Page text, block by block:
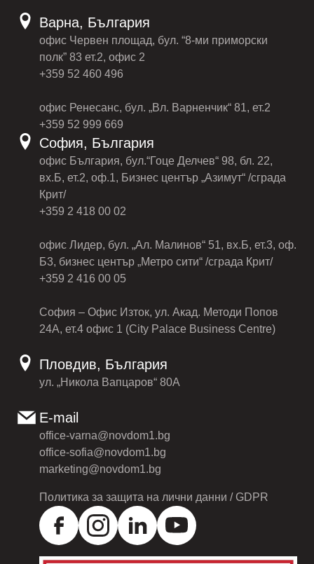
Варна, България
офис Червен площад, бул. “8-ми приморски
полк” 83 ет.2, офис 2
+359 52 460 496
офис Ренесанс, бул. „Вл. Варненчик“ 81, ет.2
+359 52 999 669
София, България
офис България, бул.“Гоце Делчев“ 98, бл. 22,
вх.Б, ет.2, оф.1, Бизнес център „Азимут“ /сграда
Крит/
+359 2 418 00 02
офис Лидер, бул. „Ал. Малинов“ 51, вх.Б, ет.3, оф.
Б3, бизнес център „Метро сити“ /сграда Крит/
+359 2 416 00 05
София – Офис Изток, ул. Акад. Методи Попов
24А, ет.4 офис 1 (City Palace Business Centre)
Пловдив, България
ул. „Никола Вапцаров“ 80А
E-mail
office-varna@novdom1.bg
office-sofia@novdom1.bg
marketing@novdom1.bg
Политика за защита на лични данни / GDPR